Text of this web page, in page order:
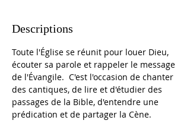
Descriptions
Toute l'Église se réunit pour louer Dieu,
écouter sa parole et rappeler le message
de l'Évangile.  C'est l'occasion de chanter
des cantiques, de lire et d'étudier des
passages de la Bible, d'entendre une
prédication et de partager la Cène.